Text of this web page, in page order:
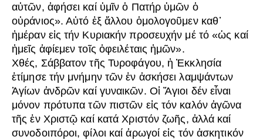
αὐτῶν, ἀφήσει καί ὑμῖν ὁ Πατήρ ὑμῶν ὁ
οὐράνιος». Αὐτό ἐξ ἄλλου ὁμολογοῦμεν καθ᾿
ἡμέραν εἰς τήν Κυριακήν προσευχήν μέ τό «ὡς καί
ἡμεῖς ἀφίεμεν τοῖς ὀφειλέταις ἡμῶν».
Χθές, Σάββατον τῆς Τυροφάγου, ἡ Ἐκκλησία
ἐτίμησε τήν μνήμην τῶν ἐν ἀσκήσει λαμψάντων
Ἁγίων ἀνδρῶν καί γυναικῶν. Οἱ Ἅγιοι δέν εἶναι
μόνον πρότυπα τῶν πιστῶν εἰς τόν καλόν ἀγῶνα
τῆς ἐν Χριστῷ καί κατά Χριστόν ζωῆς, ἀλλά καί
συνοδοιπόροι, φίλοι καί ἀρωγοί εἰς τόν ἀσκητικόν